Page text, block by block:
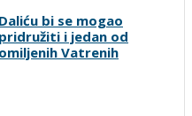
mijenja, bojkot Svjetskog
i dalje je na
snazi"